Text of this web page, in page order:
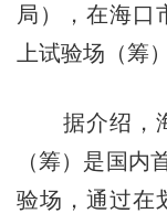
局），在海口
上试验场（筹
据介绍，海
（筹）是国内
验场，通过在